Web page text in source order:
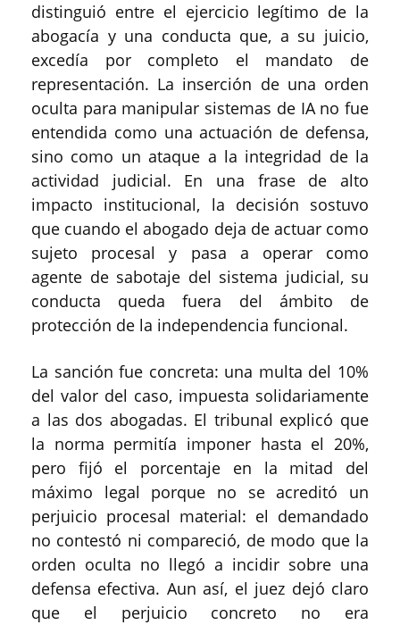
distinguió entre el ejercicio legítimo de la
abogacía y una conducta que, a su juicio,
excedía por completo el mandato de
representación. La inserción de una orden
oculta para manipular sistemas de IA no fue
entendida como una actuación de defensa,
sino como un ataque a la integridad de la
actividad judicial. En una frase de alto
impacto institucional, la decisión sostuvo
que cuando el abogado deja de actuar como
sujeto procesal y pasa a operar como
agente de sabotaje del sistema judicial, su
conducta queda fuera del ámbito de
protección de la independencia funcional.
La sanción fue concreta: una multa del 10%
del valor del caso, impuesta solidariamente
a las dos abogadas. El tribunal explicó que
la norma permitía imponer hasta el 20%,
pero fijó el porcentaje en la mitad del
máximo legal porque no se acreditó un
perjuicio procesal material: el demandado
no contestó ni compareció, de modo que la
orden oculta no llegó a incidir sobre una
defensa efectiva. Aun así, el juez dejó claro
que el perjuicio concreto no era